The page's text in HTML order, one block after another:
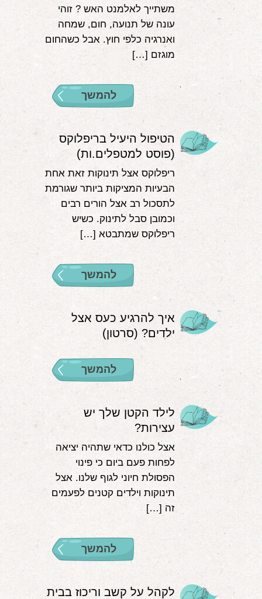
משתייך לאלמנט האש ? זוהי
עונה של תנועה, חום, שמחה
ואנרגיה כלפי חוץ. אבל כשהחום
מוגזם […]
להמשך
הטיפול היעיל בריפלוקס
(פוסט למטפלים.ות)
ריפלוקס אצל תינוקות זאת אחת
הבעיות המציקות ביותר שגורמת
לתסכול רב אצל הורים רבים
וכמובן סבל לתינוק. כשיש
ריפלוקס שמתבטא […]
להמשך
איך להרגיע כעס אצל
ילדים? (סרטון)
להמשך
לילד הקטן שלך יש
עצירות?
אצל כולנו כדאי שתהיה יציאה
לפחות פעם ביום כי פינוי
הפסולת חיוני לגוף שלנו. אצל
תינוקות וילדים קטנים לפעמים
זה […]
להמשך
לקהל על קשב וריכוז בבית